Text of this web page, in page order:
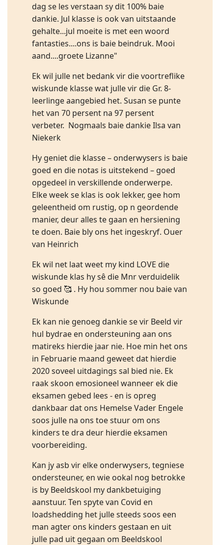
dag se les verstaan sy dit 100% baie
dankie. Jul klasse is ook van uitstaande
gehalte...jul moeite is met een woord
fantasties....ons is baie beindruk. Mooi
aand....groete Lizanne"
Ek wil julle net bedank vir die voortreflike
wiskunde klasse wat julle vir die Gr. 8-
leerlinge aangebied het. Susan se punte
het van 70 persent na 97 persent
verbeter. Nogmaals baie dankie Ilsa van
Niekerk
Hy geniet die klasse – onderwysers is baie
goed en die notas is uitstekend – goed
opgedeel in verskillende onderwerpe.
Elke week se klas is ook lekker, gee hom
geleentheid om rustig, op n geordende
manier, deur alles te gaan en hersiening
te doen. Baie bly ons het ingeskryf. Ouer
van Heinrich
Ek wil net laat weet my kind LOVE die
wiskunde klas hy sê die Mnr verduidelik
so goed 🥰 . Hy hou sommer nou baie van
Wiskunde
Ek kan nie genoeg dankie se vir Beeld vir
hul bydrae en ondersteuning aan ons
matireks hierdie jaar nie. Hoe min het ons
in Februarie maand geweet dat hierdie
2020 soveel uitdagings sal bied nie. Ek
raak skoon emosioneel wanneer ek die
eksamen gebed lees - en is opreg
dankbaar dat ons Hemelse Vader Engele
soos julle na ons toe stuur om ons
kinders te dra deur hierdie eksamen
voorbereiding.
Kan jy asb vir elke onderwysers, tegniese
ondersteuner, en wie ookal nog betrokke
is by Beeldskool my dankbetuiging
aanstuur. Ten spyte van Covid en
loadshedding het julle steeds soos een
man agter ons kinders gestaan en uit
julle pad uit gegaan om Beeldskool